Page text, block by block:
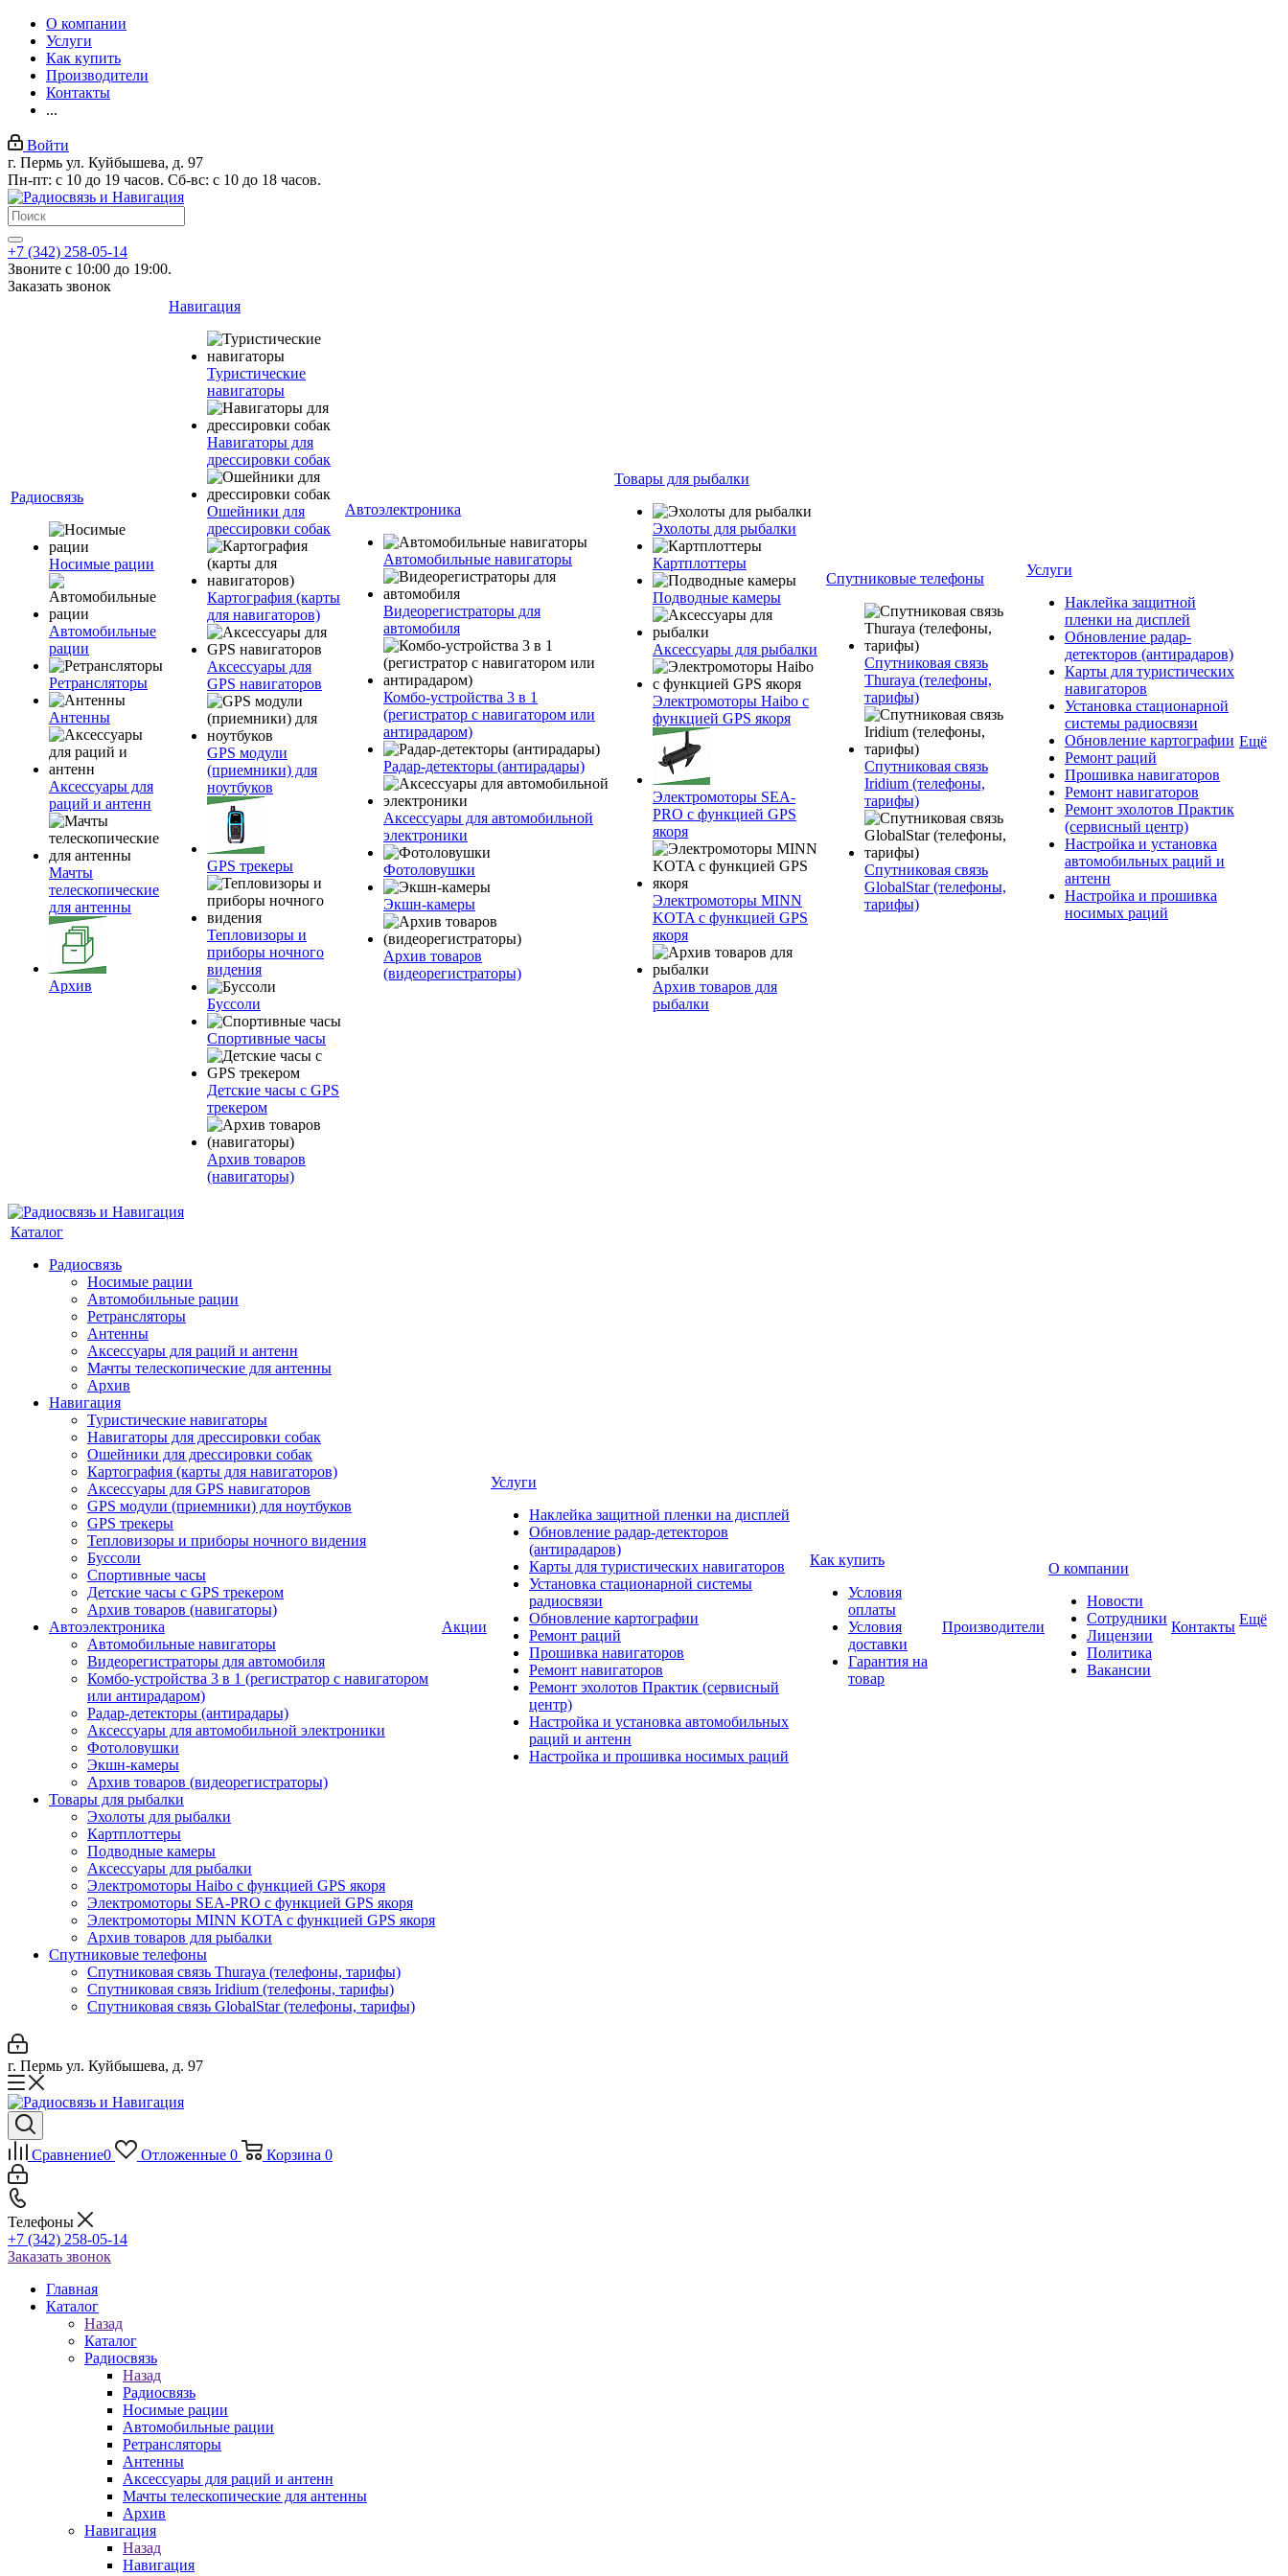
О компании
Услуги
Как купить
Производители
Контакты
...
Войти
г. Пермь ул. Куйбышева, д. 97
Пн-пт: с 10 до 19 часов. Сб-вс: с 10 до 18 часов.
+7 (342) 258-05-14
Звоните с 10:00 до 19:00.
Заказать звонок
Радиосвязь
Носимые рации
Автомобильные
рации
Ретрансляторы
Антенны
Аксессуары для
раций и антенн
Мачты
телескопические
для антенны
Архив
Навигация
Туристические
навигаторы
Навигаторы для
дрессировки собак
Ошейники для
дрессировки собак
Картография (карты
для навигаторов)
Аксессуары для
GPS навигаторов
GPS модули
(приемники) для
ноутбуков
GPS трекеры
Тепловизоры и
приборы ночного
видения
Буссоли
Спортивные часы
Детские часы с GPS
трекером
Архив товаров
(навигаторы)
Автоэлектроника
Автомобильные навигаторы
Видеорегистраторы для
автомобиля
Комбо-устройства 3 в 1
(регистратор с навигатором или
антирадаром)
Радар-детекторы (антирадары)
Аксессуары для автомобильной
электроники
Фотоловушки
Экшн-камеры
Архив товаров
(видеорегистраторы)
Товары для рыбалки
Эхолоты для рыбалки
Картплоттеры
Подводные камеры
Аксессуары для рыбалки
Электромоторы Haibo с
функцией GPS якоря
Электромоторы SEA-
PRO с функцией GPS
якоря
Электромоторы MINN
KOTA с функцией GPS
якоря
Архив товаров для
рыбалки
Спутниковые телефоны
Спутниковая связь
Thuraya (телефоны,
тарифы)
Спутниковая связь
Iridium (телефоны,
тарифы)
Спутниковая связь
GlobalStar (телефоны,
тарифы)
Услуги
Наклейка защитной
пленки на дисплей
Обновление радар-
детекторов (антирадаров)
Карты для туристических
навигаторов
Установка стационарной
системы радиосвязи
Обновление картографии
Ремонт раций
Прошивка навигаторов
Ремонт навигаторов
Ремонт эхолотов Практик
(сервисный центр)
Настройка и установка
автомобильных раций и
антенн
Настройка и прошивка
носимых раций
Ещё
Каталог
Радиосвязь
Носимые рации
Автомобильные рации
Ретрансляторы
Антенны
Аксессуары для раций и антенн
Мачты телескопические для антенны
Архив
Навигация
Туристические навигаторы
Навигаторы для дрессировки собак
Ошейники для дрессировки собак
Картография (карты для навигаторов)
Аксессуары для GPS навигаторов
GPS модули (приемники) для ноутбуков
GPS трекеры
Тепловизоры и приборы ночного видения
Буссоли
Спортивные часы
Детские часы с GPS трекером
Архив товаров (навигаторы)
Автоэлектроника
Автомобильные навигаторы
Видеорегистраторы для автомобиля
Комбо-устройства 3 в 1 (регистратор с навигатором
или антирадаром)
Радар-детекторы (антирадары)
Аксессуары для автомобильной электроники
Фотоловушки
Экшн-камеры
Архив товаров (видеорегистраторы)
Товары для рыбалки
Эхолоты для рыбалки
Картплоттеры
Подводные камеры
Аксессуары для рыбалки
Электромоторы Haibo с функцией GPS якоря
Электромоторы SEA-PRO с функцией GPS якоря
Электромоторы MINN KOTA с функцией GPS якоря
Архив товаров для рыбалки
Спутниковые телефоны
Спутниковая связь Thuraya (телефоны, тарифы)
Спутниковая связь Iridium (телефоны, тарифы)
Спутниковая связь GlobalStar (телефоны, тарифы)
Акции
Услуги
Наклейка защитной пленки на дисплей
Обновление радар-детекторов
(антирадаров)
Карты для туристических навигаторов
Установка стационарной системы
радиосвязи
Обновление картографии
Ремонт раций
Прошивка навигаторов
Ремонт навигаторов
Ремонт эхолотов Практик (сервисный
центр)
Настройка и установка автомобильных
раций и антенн
Настройка и прошивка носимых раций
Как купить
Условия
оплаты
Условия
доставки
Гарантия на
товар
Производители
О компании
Новости
Сотрудники
Лицензии
Политика
Вакансии
Контакты Ещё
г. Пермь ул. Куйбышева, д. 97
Сравнение0 Отложенные 0 Корзина 0
Телефоны
+7 (342) 258-05-14
Заказать звонок
Главная
Каталог
Назад
Каталог
Радиосвязь
Назад
Радиосвязь
Носимые рации
Автомобильные рации
Ретрансляторы
Антенны
Аксессуары для раций и антенн
Мачты телескопические для антенны
Архив
Навигация
Назад
Навигация